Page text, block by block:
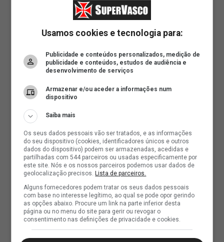
Usamos cookies e tecnologia para:
Publicidade e conteúdos personalizados, medição de
publicidade e conteúdos, estudos de audiência e
desenvolvimento de serviços
Armazenar e/ou aceder a informações num
dispositivo
Saiba mais
Os seus dados pessoais vão ser tratados, e as informações
do seu dispositivo (cookies, identificadores únicos e outros
dados do dispositivo) podem ser armazenadas, acedidas e
partilhadas com 544 parceiros ou usadas especificamente por
este site. Nós e os nossos parceiros podemos usar dados de
geolocalização precisos. Lista de parceiros.
Alguns fornecedores podem tratar os seus dados pessoais
com base no interesse legítimo, ao qual se pode opor gerindo
as opções abaixo. Procure um link na parte inferior desta
página ou no menu do site para gerir ou revogar o
consentimento nas definições de privacidade e cookies.